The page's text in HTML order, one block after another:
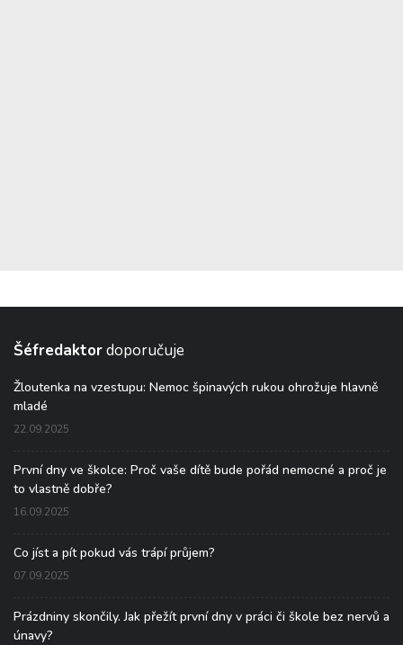
Šéfredaktordoporučuje
Žloutenka na vzestupu: Nemoc špinavých rukou ohrožuje hlavně
mladé
22.09.2025
První dny ve školce: Proč vaše dítě bude pořád nemocné a proč je
to vlastně dobře?
16.09.2025
Co jíst a pít pokud vás trápí průjem?
07.09.2025
Prázdniny skončily. Jak přežít první dny v práci či škole bez nervů a
únavy?